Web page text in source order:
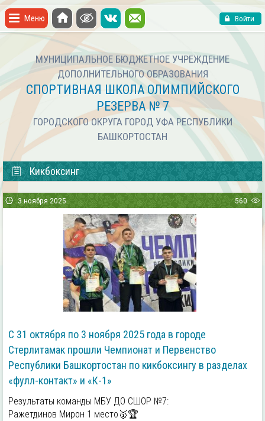
Меню Войти
МУНИЦИПАЛЬНОЕ БЮДЖЕТНОЕ УЧРЕЖДЕНИЕ
ДОПОЛНИТЕЛЬНОГО ОБРАЗОВАНИЯ
СПОРТИВНАЯ ШКОЛА ОЛИМПИЙСКОГО
РЕЗЕРВА № 7
ГОРОДСКОГО ОКРУГА ГОРОД УФА РЕСПУБЛИКИ
БАШКОРТОСТАН
Кикбоксинг
3 ноября 2025 560
С 31 октября по 3 ноября 2025 года в городе
Стерлитамак прошли Чемпионат и Первенство
Республики Башкортостан по кикбоксингу в разделах
«фулл-контакт» и «К-1»
Результаты команды МБУ ДО СШОР №7:
Ражетдинов Мирон 1 место🥇🏆